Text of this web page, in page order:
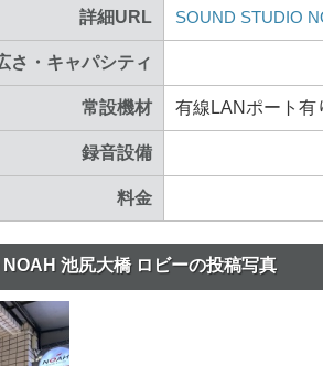
詳細URL SOUND STUDIO
さ・キャパシティ
常設機材 有線LANポート有
録音設備
料金
池尻大橋 ロビーの投稿写真